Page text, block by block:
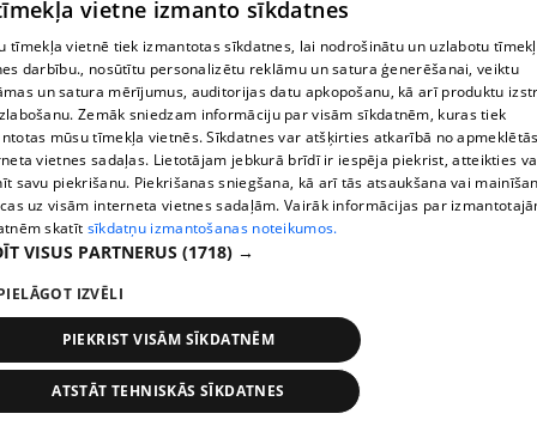
Pārtiku pērkam vairāk, bet vai “zemo cenu grozs”
tiešām samazina kopējo čeku?
408. epizode
vietne izmanto sīkdatnes
tīmekļa vietnē tiek izmantotas sīkdatnes, lai nodrošinātu un uzlabotu
darbību., nosūtītu personalizētu reklāmu un satura ģenerēšanai, veiktu
un satura mērījumus, auditorijas datu apkopošanu, kā arī produktu
Zemāk sniedzam informāciju par visām sīkdatnēm, kuras tiek
mūsu tīmekļa vietnēs. Sīkdatnes var atšķirties atkarībā no
vietnes sadaļas. Lietotājam jebkurā brīdī ir iespēja piekrist, atteikties
savu piekrišanu. Piekrišanas sniegšana, kā arī tās atsaukšana vai
uz visām interneta vietnes sadaļām. Vairāk informācijas par
skatīt sīkdatņu izmantošanas noteikumos.
VISUS PARTNERUS (1718) →
IZVĒLI
PIEKRIST VISĀM SĪKDATNĒM
ATSTĀT TEHNISKĀS SĪKDATNES